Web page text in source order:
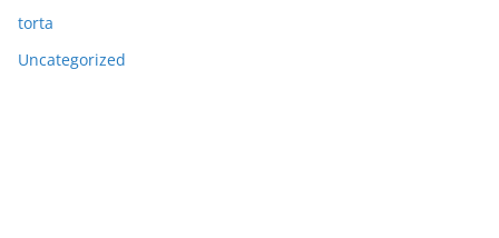
torta
Uncategorized